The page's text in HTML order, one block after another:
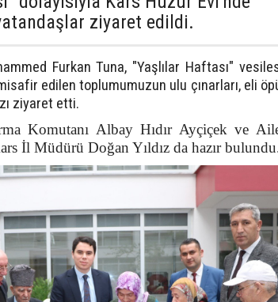
ziyaret edildi.
Furkan Tuna, "Yaşlılar Haftası"
edilen toplumumuzun ulu çınarları, eli
ziyaret etti.
Komutanı Albay Hıdır Ayçiçek ve
İl Müdürü Doğan Yıldız da hazır